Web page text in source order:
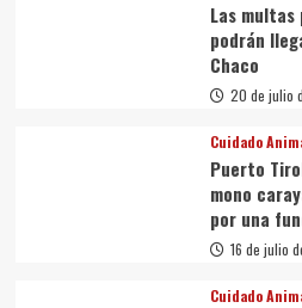
Las
podrán
Chaco
20 de julio
Cuidado
Puerto
mono
por una
16 de julio
Cuidado